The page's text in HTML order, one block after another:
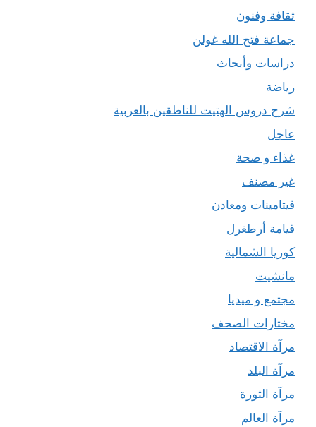
ثقافة وفنون
جماعة فتح الله غولن
دراسات وأبحاث
رياضة
شرح دروس الهتيت للناطقين بالعربية
عاجل
غذاء و صحة
غير مصنف
فيتامينات ومعادن
قيامة أرطغرل
كوريا الشمالية
مانشيت
مجتمع و ميديا
مختارات الصحف
مرآة الاقتصاد
مرآة البلد
مرآة الثورة
مرآة العالم